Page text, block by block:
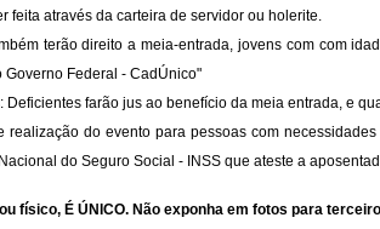
feita através da carteira de servidor ou holerite.
terão direito a meia-entrada, jovens com com
Federal - CadÚnico"
farão jus ao benefício da meia entrada, e
do evento para pessoas com
do Seguro Social - INSS que ateste a
físico, É ÚNICO. Não exponha em fotos para